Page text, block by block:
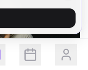
Suscribirse